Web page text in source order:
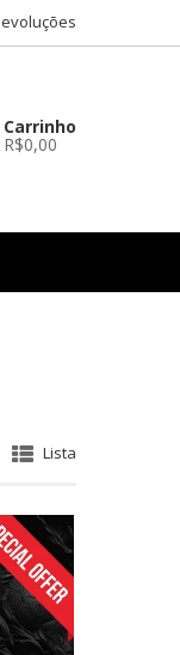
Carrinho
R$0,00
Lista